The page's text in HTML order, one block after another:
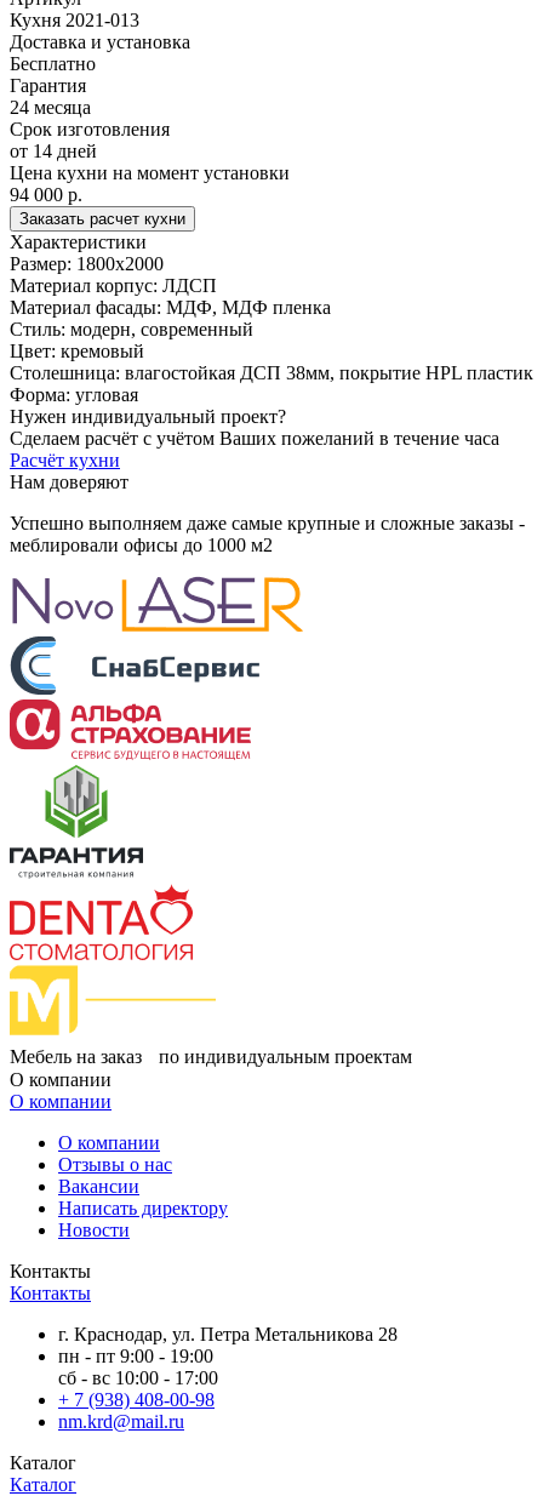
Кухня 2021-013
Доставка и установка
Бесплатно
Гарантия
24 месяца
Срок изготовления
от 14 дней
Цена кухни на момент установки
94 000 р.
Заказать расчет кухни
Характеристики
Размер: 1800x2000
Материал корпус: ЛДСП
Материал фасады: МДФ, МДФ пленка
Стиль: модерн, современный
Цвет: кремовый
Столешница: влагостойкая ДСП 38мм, покрытие HPL пластик
Форма: угловая
Нужен индивидуальный проект?
Сделаем расчёт с учётом Ваших пожеланий в течение часа
Расчёт кухни
Нам доверяют
Успешно выполняем даже самые крупные и сложные заказы -
меблировали офисы до 1000 м2
Мебель на заказ по индивидуальным проектам
О компании
О компании
О компании
Отзывы о нас
Вакансии
Написать директору
Новости
Контакты
Контакты
г. Краснодар, ул. Петра Метальникова 28
пн - пт 9:00 - 19:00
сб - вс 10:00 - 17:00
+ 7 (938) 408-00-98
nm.krd@mail.ru
Каталог
Каталог